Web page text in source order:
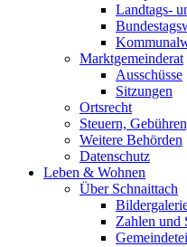
Landtags-
Marktgemeinderat
Ausschüsse
Sitzungen
Ortsrecht
Steuern,
Weitere Behörden
Datenschutz
Leben & Wohnen
Über Schnaittach
Zahlen und